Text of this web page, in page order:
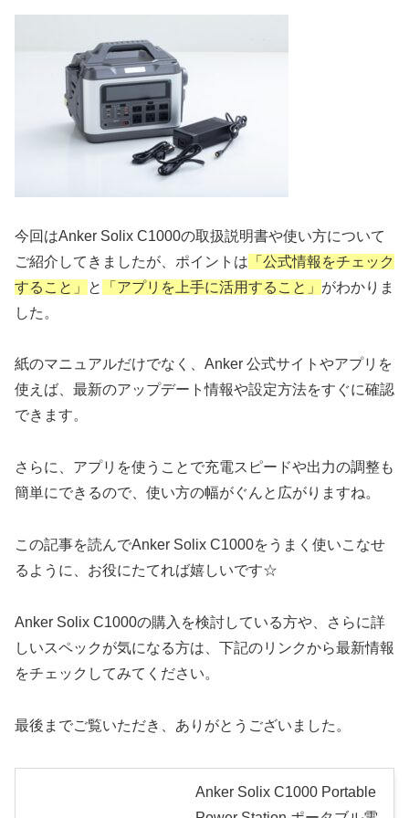
今回はAnker Solix C1000の取扱説明書や使い方について
ご紹介してきましたが、ポイントは 「公式情報をチェック
すること」
と 「アプリを上手に活用すること」 がわかりま
した。
紙のマニュアルだけでなく、Anker 公式サイトやアプリを
使えば、最新のアップデート情報や設定方法をすぐに確認
できます。
さらに、アプリを使うことで充電スピードや出力の調整も
簡単にできるので、使い方の幅がぐんと広がりますね。
この記事を読んでAnker Solix C1000をうまく使いこなせ
るように、お役にたてれば嬉しいです☆
Anker Solix C1000の購入を検討している方や、さらに詳
しいスペックが気になる方は、下記のリンクから最新情報
をチェックしてみてください。
最後までご覧いただき、ありがとうございました。
Anker Solix C1000 Portable